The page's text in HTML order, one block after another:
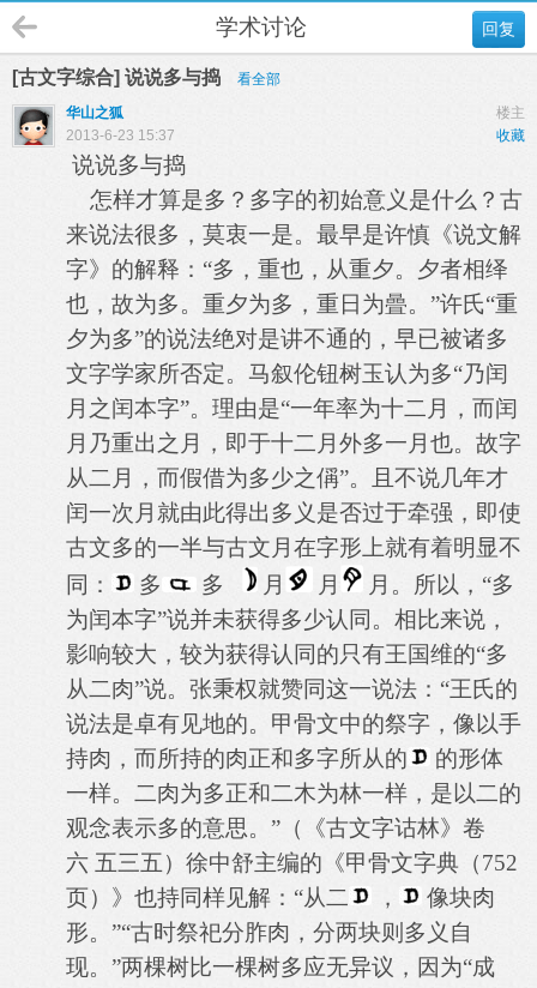
回复
学术讨论
[古文字综合] 说说多与捣
看全部
楼主
华山之狐
收藏
2013-6-23 15:37
说说多与捣
怎样才算是多？多字的初始意义是什么？古
来说法很多，莫衷一是。最早是许慎《说文解
字》的解释：“多，重也，从重夕。夕者相绎
也，故为多。重夕为多，重日为曡。”许氏“重
夕为多”的说法绝对是讲不通的，早已被诸多
文字学家所否定。马叙伦钮树玉认为多“乃闰
月之闰本字”。理由是“一年率为十二月，而闰
月乃重出之月，即于十二月外多一月也。故字
从二月，而假借为多少之偁”。且不说几年才
闰一次月就由此得出多义是否过于牵强，即使
古文多的一半与古文月在字形上就有着明显不
同：
多 多 月 月
月。所以，“多
为闰本字”说并未获得多少认同。相比来说，
影响较大，较为获得认同的只有王国维的“多
从二肉”说。张秉权就赞同这一说法：“王氏的
说法是卓有见地的。甲骨文中的祭字，像以手
持肉，而所持的肉正和多字所从的
的形体
一样。二肉为多正和二木为林一样，是以二的
观念表示多的意思。”（《古文字诂林》卷
六 五三五）徐中舒主编的《甲骨文字典（752
页）》也持同样见解：“从二
，
像块肉
形。”“古时祭祀分胙肉，分两块则多义自
现。”两棵树比一棵树多应无异议，因为“成